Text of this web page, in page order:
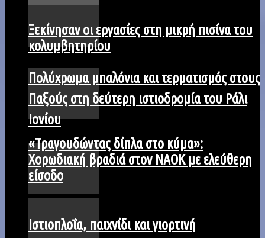
Πολύχρωμα μπαλόνια και τερματισμός στους
Παξούς στη δεύτερη ιστιοδρομία του Ράλι
Ιονίου
Iστιοπλοΐα, παιχνίδι και γιορτινή
Ξεκίνησαν οι εργασίες στη μικρή πισίνα του
κολυμβητηρίου
«Τραγουδώντας δίπλα στο κύμα»:
Χορωδιακή βραδιά στον ΝΑΟΚ με ελεύθερη
είσοδο